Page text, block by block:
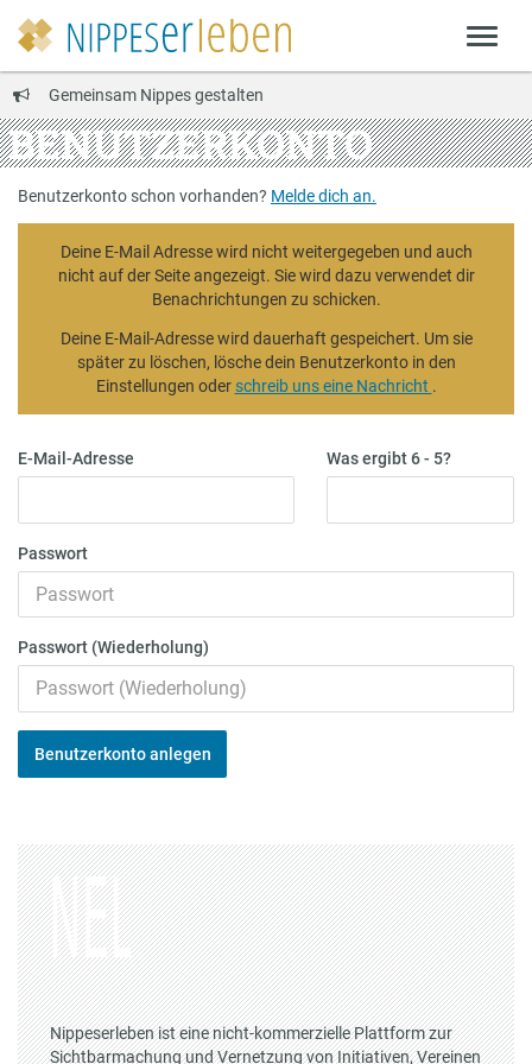
Gemeinsam Nippes gestalten
BENUTZERKONTO
Benutzerkonto schon vorhanden? Melde dich an.
Deine E-Mail Adresse wird nicht weitergegeben und auch
nicht auf der Seite angezeigt. Sie wird dazu verwendet dir
Benachrichtungen zu schicken.
Deine E-Mail-Adresse wird dauerhaft gespeichert. Um sie
später zu löschen, lösche dein Benutzerkonto in den
Einstellungen oderschreib uns eine Nachricht .
E-Mail-Adresse Was ergibt 6 - 5?
Passwort
Passwort (Wiederholung)
Benutzerkonto anlegen
Nippeserleben ist eine nicht-kommerzielle Plattform zur
Sichtbarmachung und Vernetzung von Initiativen, Vereinen